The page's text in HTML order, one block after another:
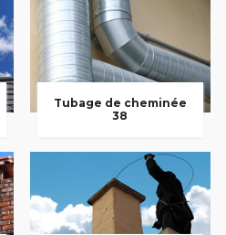
Tubage de cheminée
38